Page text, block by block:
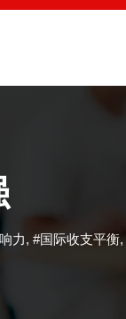
力, #国际收支平衡,